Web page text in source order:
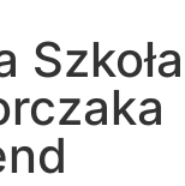
Szkoła